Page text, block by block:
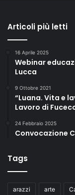
Articoli più letti
16 Aprile 2025
Webinar
Lucca
9 Ottobre 2021
“Luana. Vita e
Lavoro di
24 Febbraio 2025
Convocazione
Tags
arazzi arte